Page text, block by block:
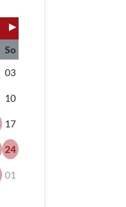
▶
So
03
10
17
24
01